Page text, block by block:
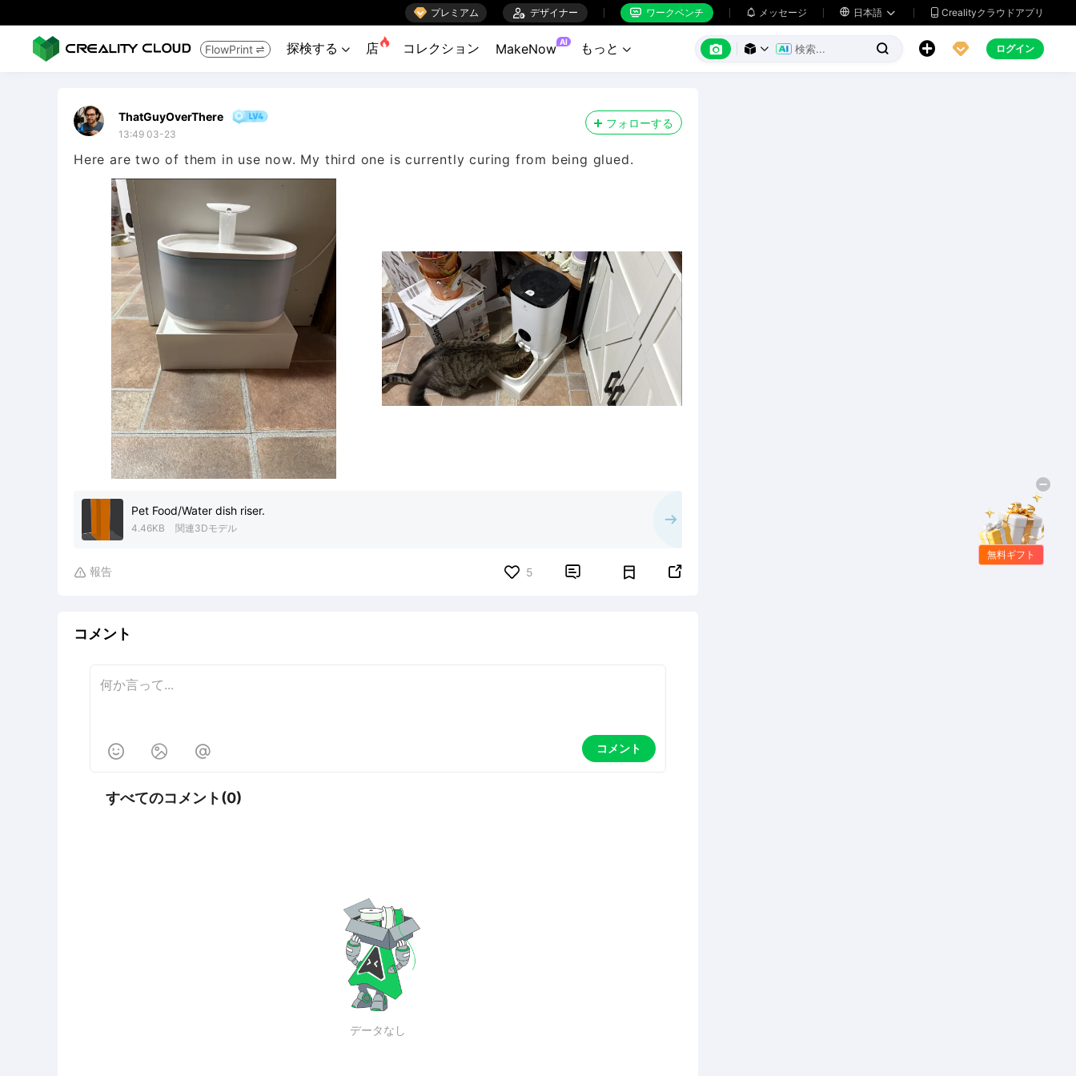
 プレミアム  デザイナー  ワークベンチ  メッセージ  日本語   Crealityクラウドアプリ
FlowPrint  探検する  店 コレクション MakeNow AI もっと        ログイン
ThatGuyOverThere
13:49 03-23
フォローする
Here are two of them in use now. My third one is currently curing from being glued.
Pet Food/Water dish riser.
4.46KB 関連3Dモデル
 報告 5  
コメント
   コメント
すべてのコメント(0)
データなし
無料ギフト